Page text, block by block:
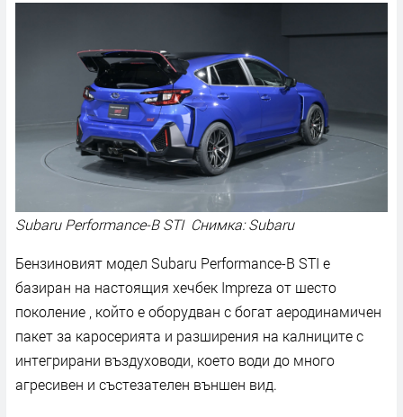
Subaru Performance-B STI Снимка: Subaru
Бензиновият модел Subaru Performance-B STI е
базиран на настоящия хечбек Impreza от шесто
поколение , който е оборудван с богат аеродинамичен
пакет за каросерията и разширения на калниците с
интегрирани въздуховоди, което води до много
агресивен и състезателен външен вид.